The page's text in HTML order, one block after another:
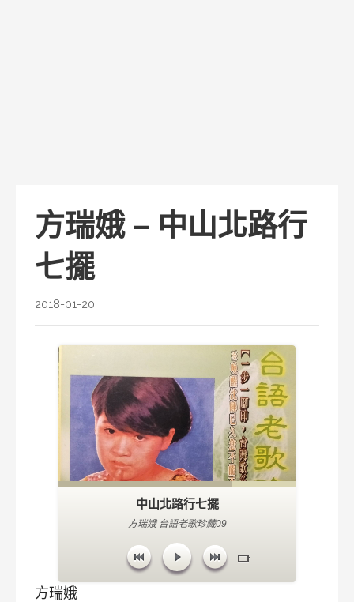
方瑞娥 – 中山北路行
七擺
2018-01-20
中山北路行七擺
方瑞娥 台語老歌珍藏09
方瑞娥